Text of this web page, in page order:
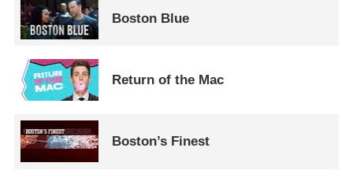
Boston Blue
Return of the Mac
Boston’s Finest